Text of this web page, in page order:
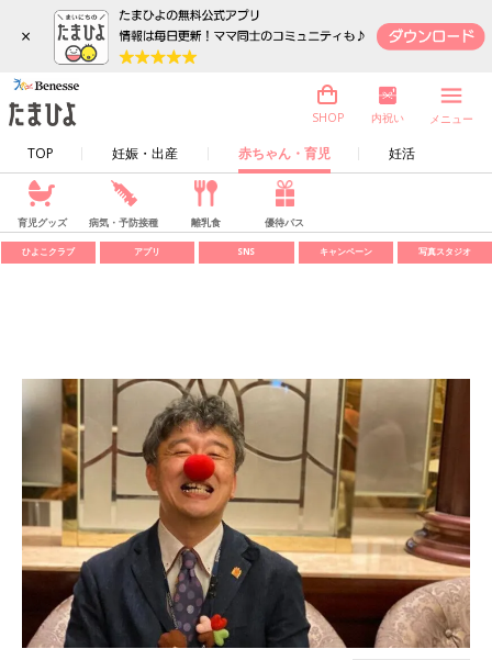
×
TOP 妊娠・出産 赤ちゃん・育児 妊活
SHOP 内祝い メニュー
育児グッズ 病気・予防接種 離乳食 優待パス
ひよこクラブ アプリ SNS キャンペーン 写真スタジオ